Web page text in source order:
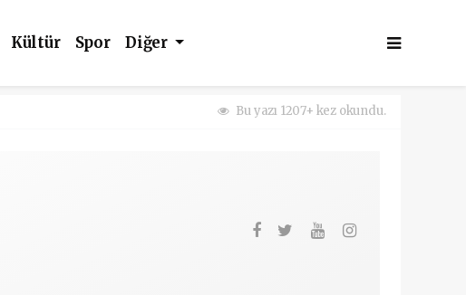
Kültür Spor Diğer
Bu yazı 1207+ kez okundu.